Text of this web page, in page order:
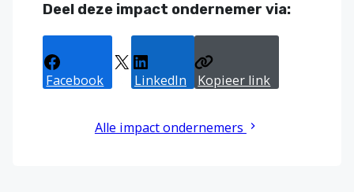
Deel deze impact ondernemer via:
Facebook LinkedIn Kopieer link
Alle impact ondernemers